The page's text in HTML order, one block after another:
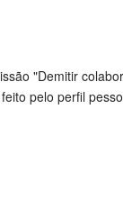
"Demitir
pelo perfil